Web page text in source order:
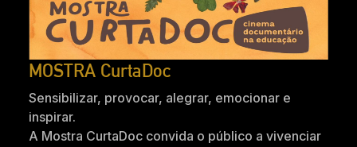
MOSTRA CurtaDoc
Sensibilizar, provocar, alegrar, emocionar e
inspirar.
A Mostra CurtaDoc convida o público a vivenciar